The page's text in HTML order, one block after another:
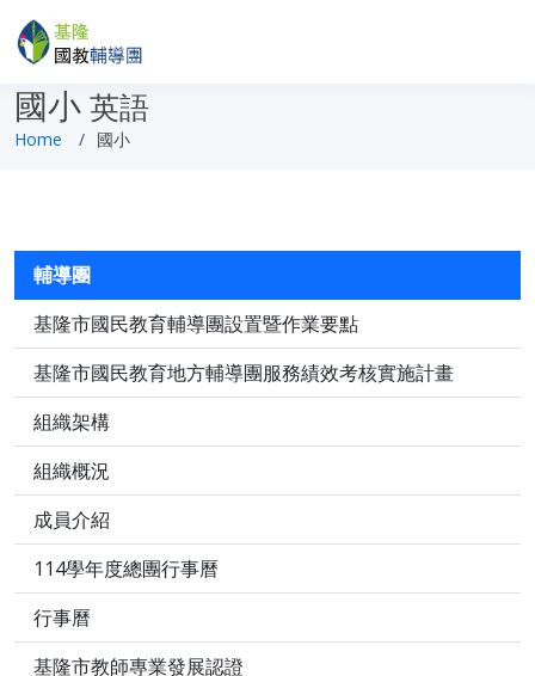
國小 英語
Home 國小
輔導團
基隆市國民教育輔導團設置暨作業要點
基隆市國民教育地方輔導團服務績效考核實施計畫
組織架構
組織概況
成員介紹
114學年度總團行事曆
行事曆
基隆市教師專業發展認證